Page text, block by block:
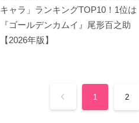
キャラ」ランキングTOP10！1位は
『ゴールデンカムイ』尾形百之助
【2026年版】
1 2